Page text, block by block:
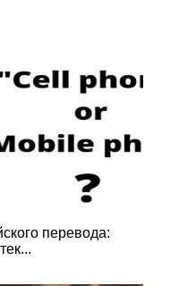
перевода: